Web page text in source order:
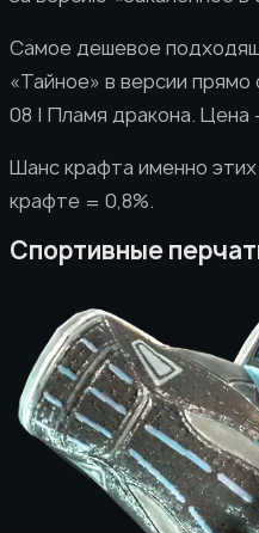
Самое дешевое
«Тайное» в версии
08 | Пламя дракона. Цена
Шанс крафта именно этих
крафте = 0,8%.
Спортивные